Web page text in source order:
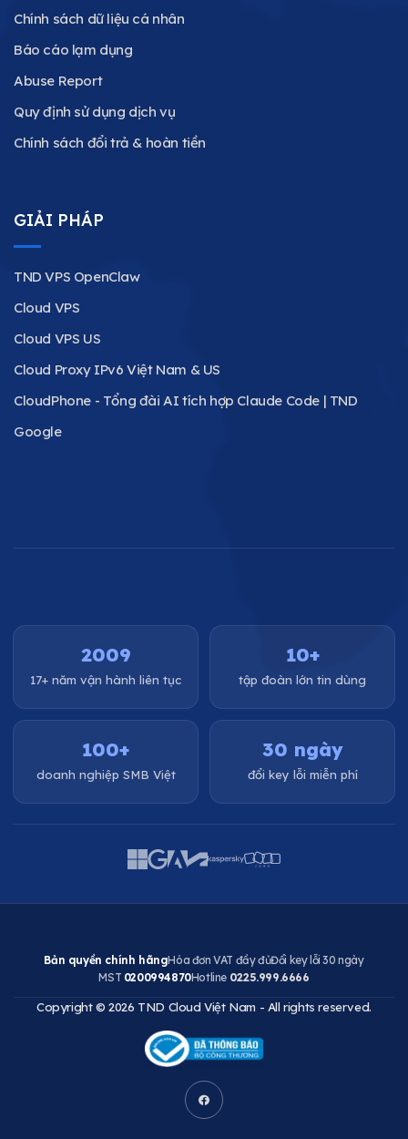
Chính sách dữ liệu cá nhân
Báo cáo lạm dụng
Abuse Report
Quy định sử dụng dịch vụ
Chính sách đổi trả & hoàn tiền
GIẢI PHÁP
TND VPS OpenClaw
Cloud VPS
Cloud VPS US
Cloud Proxy IPv6 Việt Nam & US
CloudPhone - Tổng đài AI tích hợp Claude Code | TND
Google
2009
17+ năm vận hành liên tục
10+
tập đoàn lớn tin dùng
100+
doanh nghiệp SMB Việt
30 ngày
đổi key lỗi miễn phí
Bản quyền chính hãngHóa đơn VAT đầy đủĐổi key lỗi 30 ngày
MST 0200994870Hotline 0225.999.6666
Copyright © 2026 TND Cloud Việt Nam - All rights reserved.